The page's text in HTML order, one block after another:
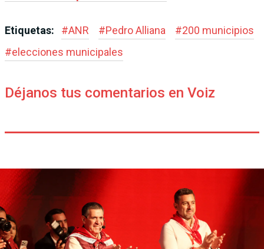
Etiquetas: #ANR #Pedro Alliana #200 municipios
#elecciones municipales
Déjanos tus comentarios en Voiz